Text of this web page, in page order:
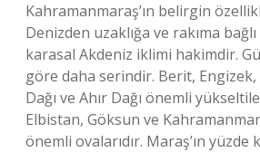
Kahramanmaraş’ın belirgin
Denizden uzaklığa ve rakıma
karasal Akdeniz iklimi hakimdir.
göre daha serindir. Berit,
Dağı ve Ahır Dağı önemli
Elbistan, Göksun ve
önemli ovalarıdır. Maraş’ın yüzde